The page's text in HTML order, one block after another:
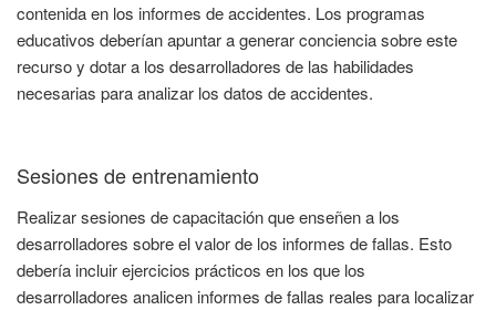
contenida en los informes de accidentes. Los programas
educativos deberían apuntar a generar conciencia sobre este
recurso y dotar a los desarrolladores de las habilidades
necesarias para analizar los datos de accidentes.
Sesiones de entrenamiento
Realizar sesiones de capacitación que enseñen a los
desarrolladores sobre el valor de los informes de fallas. Esto
debería incluir ejercicios prácticos en los que los
desarrolladores analicen informes de fallas reales para localizar